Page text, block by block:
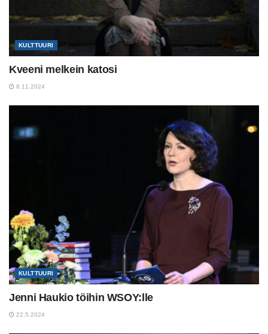
KULTTUURI
Kveeni melkein katosi
8.11.2024
KULTTUURI
Jenni Haukio töihin WSOY:lle
22.5.2024